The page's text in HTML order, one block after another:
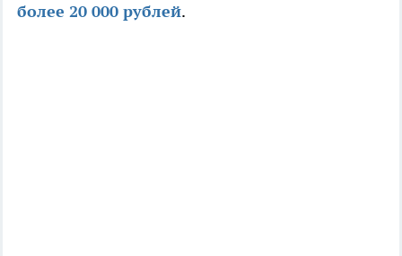
более 20 000 рублей.